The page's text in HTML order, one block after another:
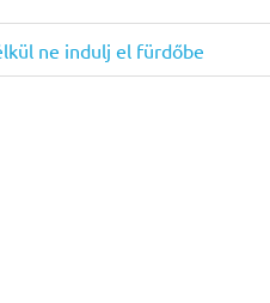
ne indulj el fürdőbe